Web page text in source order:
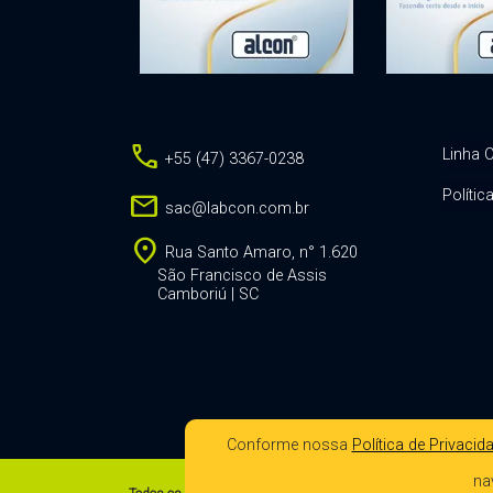
Conforme nossa Política de
call +55 (47) 3367-0238
mail sac@labcon.com.br
location_on Rua Santo Amaro, n° 1.620
São Francisco de Assis
Camboriú | SC
Linha